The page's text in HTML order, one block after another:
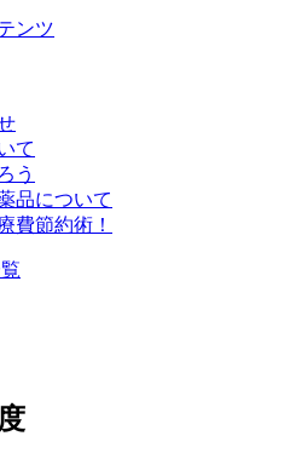
ンツ
て
う
品について
費節約術！